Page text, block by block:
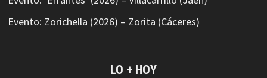
Evento: Zorichella (2026) – Zorita (Cáceres)
LO + HOY